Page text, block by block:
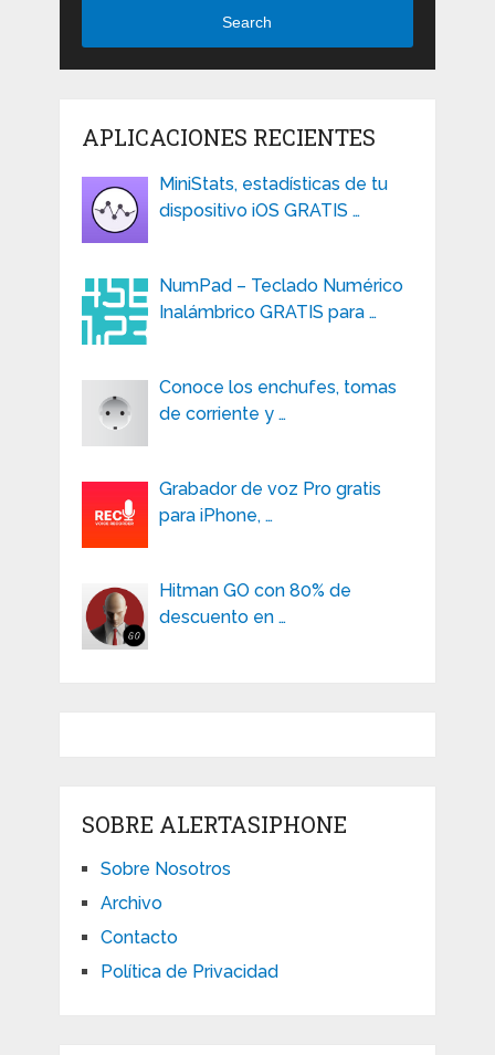
Search
APLICACIONES RECIENTES
MiniStats, estadísticas de tu
dispositivo iOS GRATIS …
NumPad – Teclado Numérico
Inalámbrico GRATIS para …
Conoce los enchufes, tomas
de corriente y …
Grabador de voz Pro gratis
para iPhone, …
Hitman GO con 80% de
descuento en …
SOBRE ALERTASIPHONE
Sobre Nosotros
Archivo
Contacto
Política de Privacidad